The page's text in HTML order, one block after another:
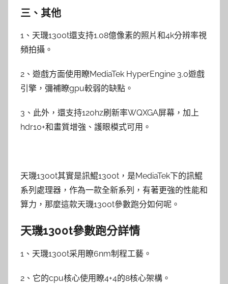
三、其他
1、天璣1300t還支持1.08億像素的照片和4k分辨率視
頻拍攝。
2、遊戲方面使用瞭MediaTek HyperEngine 3.0遊戲
引擎，彌補瞭gpu較弱的缺點。
3、此外，還支持120hz刷新率WQXGA屏幕，加上
hdr10+和畫質增強、護眼模式可用。
天璣1300t其實是訊鯤1300t，是MediaTek下的訊鯤
系列處理器，作為一款全新系列，有著更強的性能和
算力，那麼這款天璣1300t參數跑分如何呢。
天璣1300t參數跑分詳情
1、天璣1300t采用瞭6nm制程工藝。
2、它的cpu核心使用瞭4+4的8核心架構。